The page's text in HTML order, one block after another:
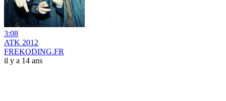
3:08
ATK 2012
FREKODING.FR
il y a 14 ans